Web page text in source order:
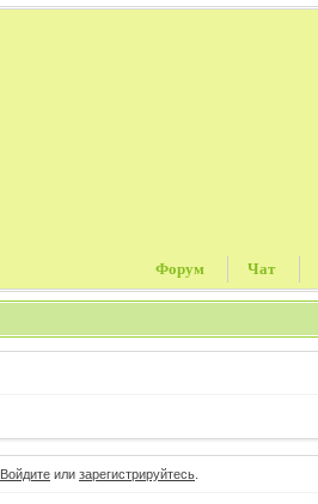
Форум Чат
Войдите или зарегистрируйтесь